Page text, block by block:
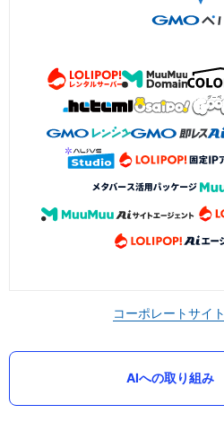
コーポレートサイト
AIへの取り組み